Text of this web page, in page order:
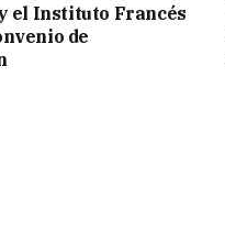
el Instituto Francés
de